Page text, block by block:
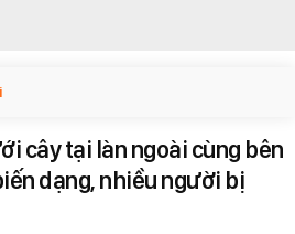
cây tại làn ngoài cùng bên
dạng, nhiều người bị